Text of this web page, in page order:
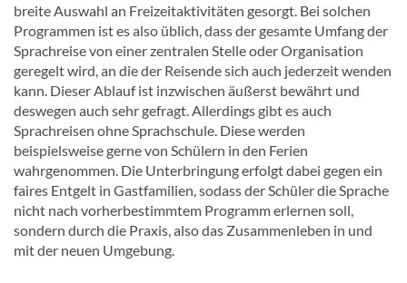
breite Auswahl an Freizeitaktivitäten gesorgt. Bei solchen
Programmen ist es also üblich, dass der gesamte Umfang der
Sprachreise von einer zentralen Stelle oder Organisation
geregelt wird, an die der Reisende sich auch jederzeit wenden
kann. Dieser Ablauf ist inzwischen äußerst bewährt und
deswegen auch sehr gefragt. Allerdings gibt es auch
Sprachreisen ohne Sprachschule. Diese werden
beispielsweise gerne von Schülern in den Ferien
wahrgenommen. Die Unterbringung erfolgt dabei gegen ein
faires Entgelt in Gastfamilien, sodass der Schüler die Sprache
nicht nach vorherbestimmtem Programm erlernen soll,
sondern durch die Praxis, also das Zusammenleben in und
mit der neuen Umgebung.